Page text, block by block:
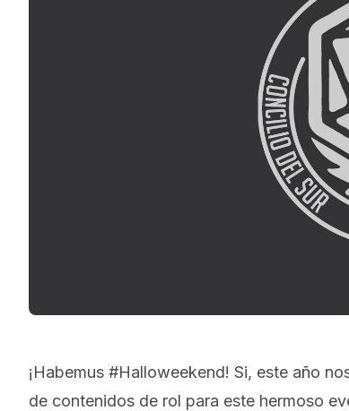
¡Habemus #Halloweekend! Si, este año
de contenidos de rol para este hermoso